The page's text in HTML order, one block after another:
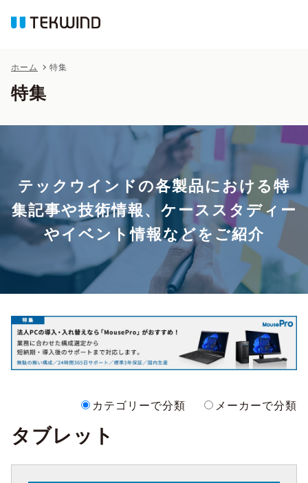
ホーム 特集
特集
テックウインドの各製品における特
集記事や技術情報、 ケーススタディー
やイベント情報などをご紹介
カテゴリーで分類 メーカーで分類
タブレット